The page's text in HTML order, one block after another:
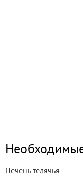
Печень телячья